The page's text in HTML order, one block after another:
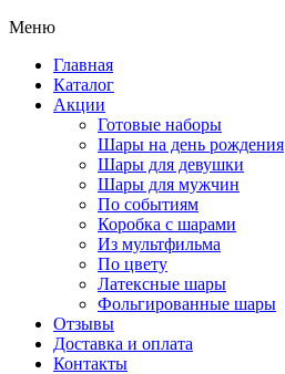
Меню
Главная
Каталог
Акции
Готовые наборы
Шары на день рождения
Шары для девушки
Шары для мужчин
По событиям
Коробка с шарами
Из мультфильма
По цвету
Латексные шары
Фольгированные шары
Отзывы
Доставка и оплата
Контакты